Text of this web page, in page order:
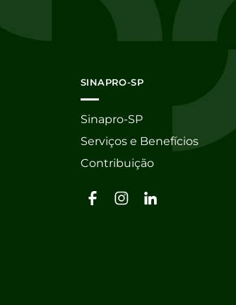
SINAPRO-SP
Sinapro-SP
Serviços e Benefícios
Contribuição